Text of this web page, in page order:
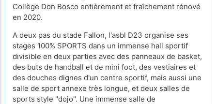
Collège Don Bosco entièrement et fraîchement rénové
en 2020.
A deux pas du stade Fallon, l'asbl D23 organise ses
stages 100% SPORTS dans un immense hall sportif
divisible en deux parties avec des panneaux de basket,
des buts de handball et de mini foot, des vestiaires et
des douches dignes d'un centre sportif, mais aussi une
salle de sport annexe très longue, et deux salles de
sports style "dojo". Une immense salle de